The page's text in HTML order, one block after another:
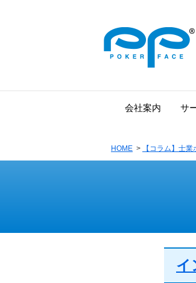
会社案内 サ
HOME > 【コラム】士
イ